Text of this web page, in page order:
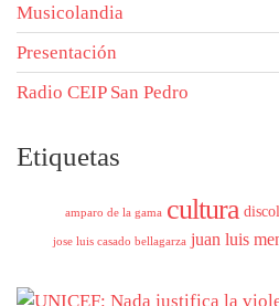
Musicolandia
Presentación
Radio CEIP San Pedro
Etiquetas
amparo de la gama cultura
jose luis casado bellagarza juan luis